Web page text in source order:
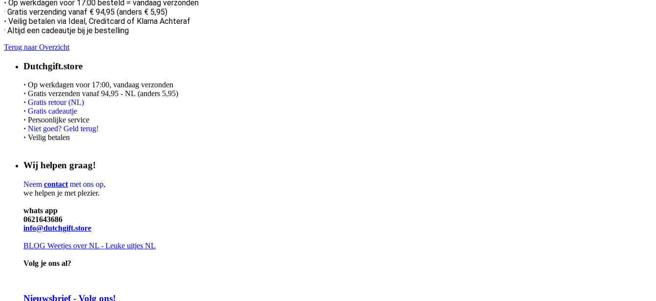
· Op werkdagen voor 17:00 besteld = vandaag verzonden
· Gratis verzending vanaf € 94,95 (anders € 5,95)
· Veilig betalen via Ideal, Creditcard of Klarna Achteraf
· Altijd een cadeautje bij je bestelling
Terug naar Overzicht
Dutchgift.store
· Op werkdagen voor 17:00, vandaag verzonden
· Gratis verzenden vanaf 94,95 - NL (anders 5,95)
· Gratis retour (NL)
· Gratis cadeautje
· Persoonlijke service
· Niet goed? Geld terug!
· Veilig betalen
Wij helpen graag!
Neem contact met ons op,
we helpen je met plezier.
whats app
0621643686
info@dutchgift.store
BLOG Weetjes over NL - Leuke uitjes NL
Volg je ons al?
Nieuwsbrief - Volg ons!